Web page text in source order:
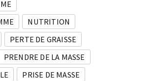
NUTRITION
PERTE DE GRAISSE
PRENDRE DE LA MASSE
PRISE DE MASSE